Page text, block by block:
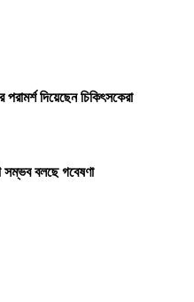
দিয়েছেন চিকিৎসকেরা
সম্ভব বলছে গবেষণা